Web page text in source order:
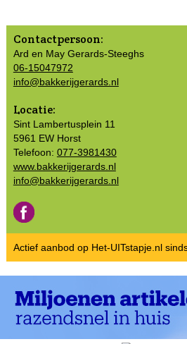
Contactpersoon:
Ard en May Gerards-Steeghs
06-15047972
info@bakkerijgerards.nl
Locatie:
Sint Lambertusplein 11
5961 EW Horst
Telefoon: 077-3981430
www.bakkerijgerards.nl
info@bakkerijgerards.nl
Actief aanbod op Het-UITstapje.nl